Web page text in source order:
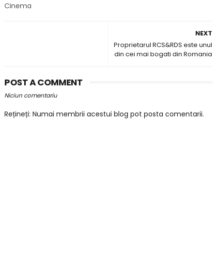
Cinema
NEXT
Proprietarul RCS&RDS este unul
din cei mai bogati din Romania
POST A COMMENT
Niciun comentariu
Rețineți: Numai membrii acestui blog pot posta comentarii.